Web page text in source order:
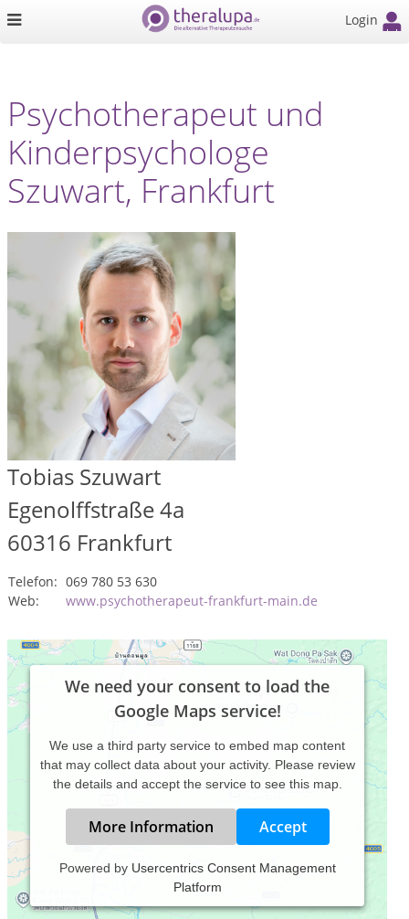
Login
Psychotherapeut und
Kinderpsychologe
Szuwart, Frankfurt
Tobias Szuwart
Egenolffstraße 4a
60316 Frankfurt
Telefon: 069 780 53 630
Web:
www.psychotherapeut-frankfurt-main.de
We need your consent to load the
Google Maps service!
We use a third party service to embed map content
that may collect data about your activity. Please review
the details and accept the service to see this map.
More Information Accept
Powered by Usercentrics Consent Management
Platform
für gesetzlich und privat Versicherte über alle Krankenkassen
und Krankenversicherungen